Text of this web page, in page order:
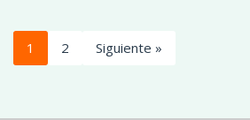
1 2 Siguiente »